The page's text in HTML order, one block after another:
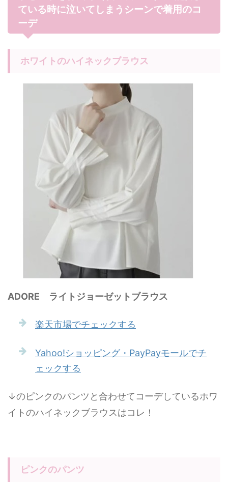
ている時に泣いてしまうシーンで着用のコ
ーデ
ホワイトのハイネックブラウス
ADORE ライトジョーゼットブラウス
楽天市場でチェックする
Yahoo!ショッピング・PayPayモールでチ
ェックする
↓のピンクのパンツと合わせてコーデしているホワ
イトのハイネックブラウスはコレ！
ピンクのパンツ